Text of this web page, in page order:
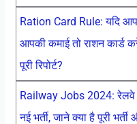
Ration Card Rule: यदि
आपकी कमाई तो राशन कार्ड
पूरी रिपोर्ट?
Railway Jobs 2024: रेलवे
नई भर्ती, जाने क्या है पूरी